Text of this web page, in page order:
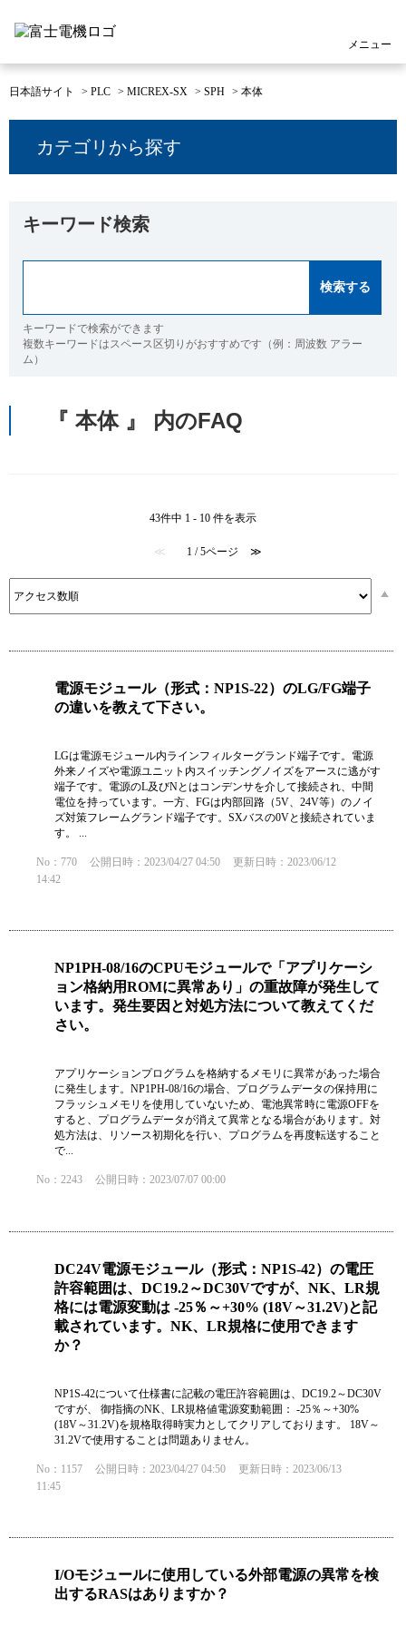
メニュー
日本語サイト > PLC > MICREX-SX > SPH > 本体
カテゴリから探す
キーワード検索
キーワードで検索ができます
複数キーワードはスペース区切りがおすすめです（例：周波数 アラー
ム）
『 本体 』 内のFAQ
43件中 1 - 10 件を表示
≪ 1 / 5ページ ≫
電源モジュール（形式：NP1S-22）のLG/FG端子
の違いを教えて下さい。
LGは電源モジュール内ラインフィルターグランド端子です。電源
外来ノイズや電源ユニット内スイッチングノイズをアースに逃がす
端子です。電源のL及びNとはコンデンサを介して接続され、中間
電位を持っています。一方、FGは内部回路（5V、24V等）のノイ
ズ対策フレームグランド端子です。SXバスの0Vと接続されていま
す。 ...
No：770 公開日時：2023/04/27 04:50
更新日時：2023/06/12
14:42
NP1PH-08/16のCPUモジュールで「アプリケーシ
ョン格納用ROMに異常あり」の重故障が発生して
います。発生要因と対処方法について教えてくだ
さい。
アプリケーションプログラムを格納するメモリに異常があった場合
に発生します。NP1PH-08/16の場合、プログラムデータの保持用に
フラッシュメモリを使用していないため、電池異常時に電源OFFを
すると、プログラムデータが消えて異常となる場合があります。対
処方法は、リソース初期化を行い、プログラムを再度転送すること
で...
No：2243 公開日時：2023/07/07 00:00
DC24V電源モジュール（形式：NP1S-42）の電圧
許容範囲は、DC19.2～DC30Vですが、NK、LR規
格には電源変動は -25％～+30% (18V～31.2V)と記
載されています。NK、LR規格に使用できます
か？
NP1S-42について仕様書に記載の電圧許容範囲は、DC19.2～DC30V
ですが、 御指摘のNK、LR規格値電源変動範囲： -25％～+30%
(18V～31.2V)を規格取得時実力としてクリアしております。 18V～
31.2Vで使用することは問題ありません。
No：1157 公開日時：2023/04/27 04:50
更新日時：2023/06/13
11:45
I/Oモジュールに使用している外部電源の異常を検
出するRASはありますか？